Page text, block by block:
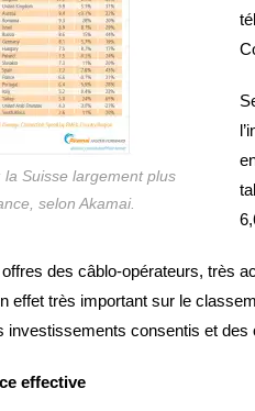
Suisse largement plus
selon Akamai.
des câblo-opérateurs, très
effet très important sur le
investissements consentis et des
effective